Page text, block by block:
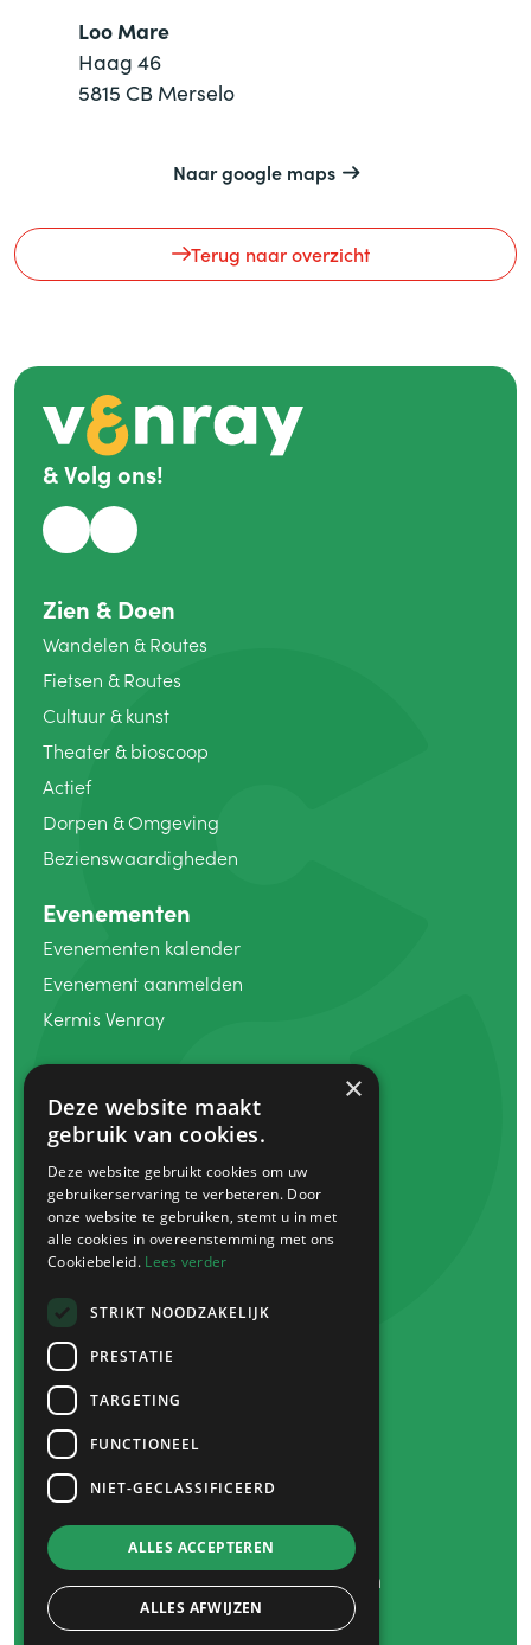
Loo Mare
Haag 46
5815 CB Merselo
Naar google maps
Terug naar overzicht
&Volg ons!
Zien & Doen
Wandelen &Routes
Fietsen &Routes
Cultuur&kunst
Theater&bioscoop
Actief
Dorpen &Omgeving
Bezienswaardigheden
Evenementen
Evenementen kalender
Evenement aanmelden
Kermis Venray
Winkelen
Koopzondag
Winkels
Markten
Venray bon
Eten&drinken
Plan je bezoek
Route&parkeren
Overnachten
Heb je een vraag?
© 2026 -&
Algemene voorwaarden
Privacy Policy
×
Deze website maakt
gebruik van cookies.
Deze website gebruikt cookies om uw
gebruikerservaring te verbeteren. Door
onze website te gebruiken, stemt u in met
alle cookies in overeenstemming met ons
Cookiebeleid. Lees verder
STRIKT NOODZAKELIJK
PRESTATIE
TARGETING
FUNCTIONEEL
NIET-GECLASSIFICEERD
ALLES ACCEPTEREN
ALLES AFWIJZEN